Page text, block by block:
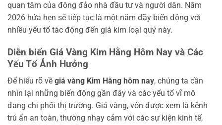
quan tâm của đông đảo nhà đầu tư và người dân. Năm
2026 hứa hẹn sẽ tiếp tục là một năm đầy biến động với
nhiều yếu tố tác động đến giá kim loại quý này.
Diễn biến Giá Vàng Kim Hằng Hôm Nay và Các
Yếu Tố Ảnh Hưởng
Để hiểu rõ về giá vàng Kim Hằng hôm nay, chúng ta cần
nhìn lại những biến động gần đây và các yếu tố vĩ mô
đang chi phối thị trường. Giá vàng, vốn được xem là kênh
trú ẩn an toàn, thường nhạy cảm với các sự kiện kinh tế,